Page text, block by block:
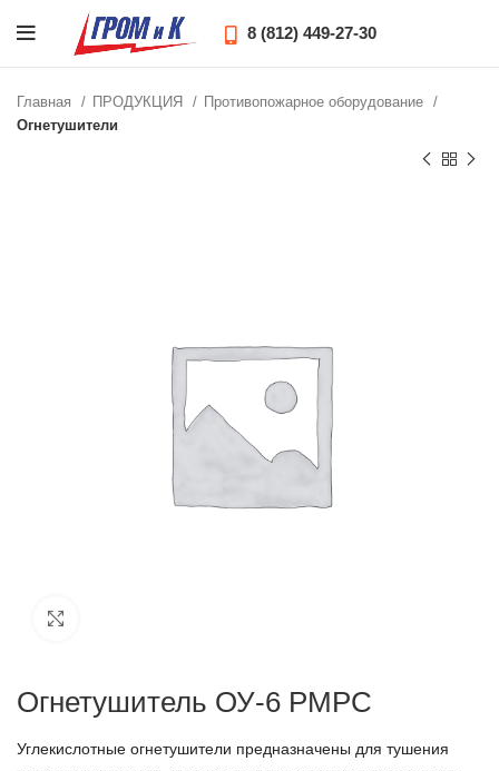
8 (812) 449-27-30
Главная ПРОДУКЦИЯ
Противопожарное оборудование
Огнетушители
Огнетушитель ОУ-6 РМРС
Углекислотные огнетушители предназначены для тушения